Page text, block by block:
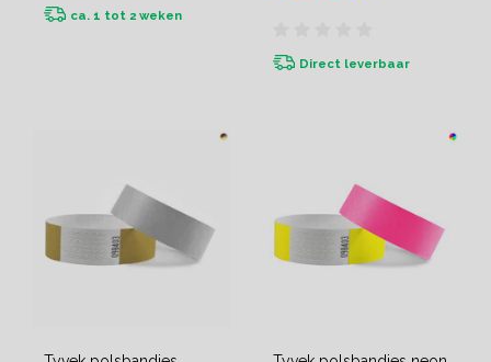
ca. 1 tot 2 weken
Direct leverbaar